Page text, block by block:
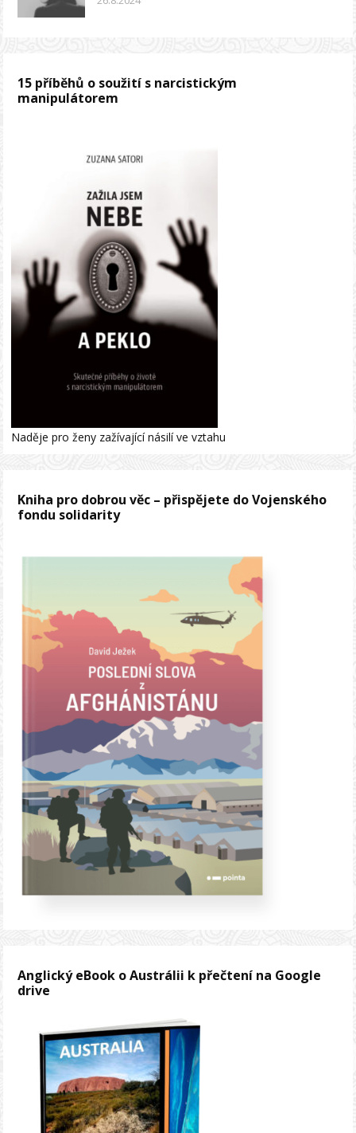
15 příběhů o soužití s narcistickým
manipulátorem
Naděje pro ženy zažívající násilí ve vztahu
Kniha pro dobrou věc – přispějete do Vojenského
fondu solidarity
Anglický eBook o Austrálii k přečtení na Google
drive